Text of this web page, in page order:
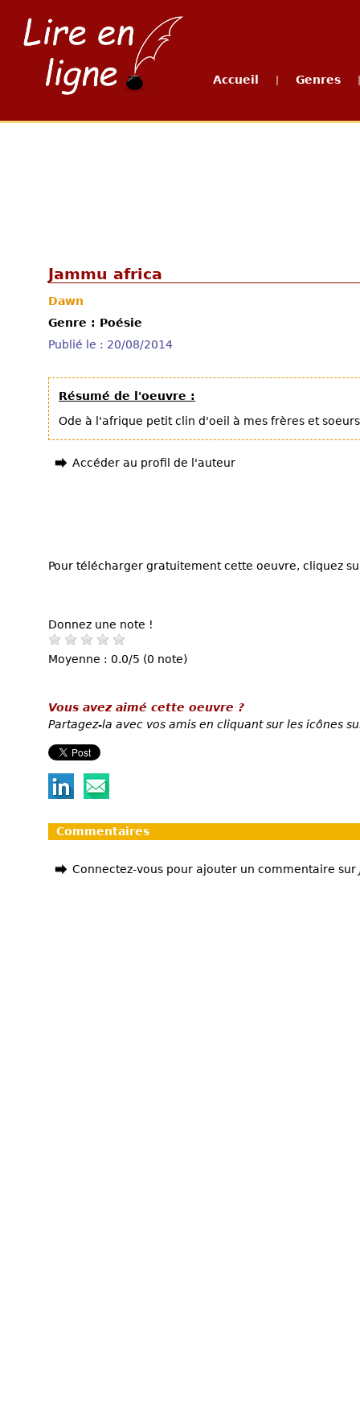
Accueil Genres
Jammu africa
Dawn
Genre : Poésie
Publié le : 20/08/2014
Résumé de l'oeuvre :
Ode à l'afrique petit clin d'oeil à mes frères et
Accéder au profil de l'auteur
Pour télécharger gratuitement cette oeuvre, cliquez
Donnez une note !
Moyenne : 0.0/5 (0 note)
Vous avez aimé cette oeuvre ?
Partagez-la avec vos amis en cliquant sur les icônes
Commentaires
Connectez-vous pour ajouter un commentaire sur